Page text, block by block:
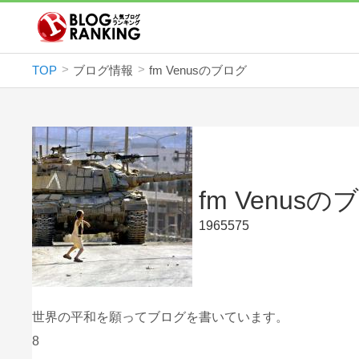
TOP ブログ情報 fm Venusのブログ
fm Venusの
1965575
世界の平和を願ってブログを書いています。
8